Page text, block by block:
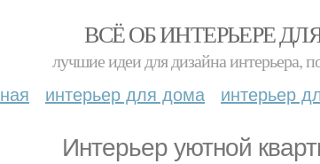
ВСЁ ОБ ИНТЕРЬЕРЕ
лучшие идеи для дизайна интерьера,
интерьер для дома интерьер
Интерьер уютной